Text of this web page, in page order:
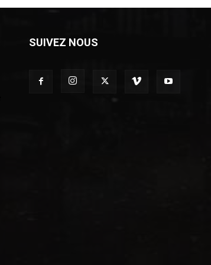
SUIVEZ NOUS